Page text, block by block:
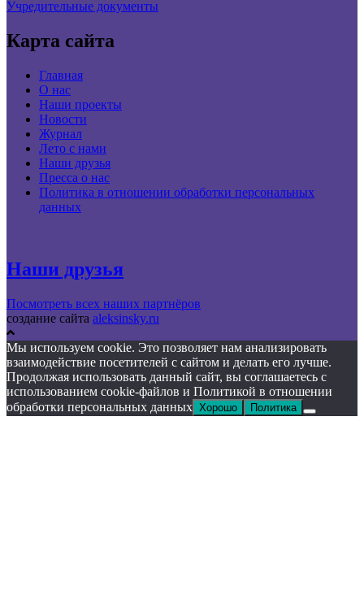
Учредительные документы
Карта сайта
Главная
О нас
Наши проекты
Новости
Журнал
Лето с нами
Наши друзья
Пресса о нас
Политика в отношении обработки персональных
данных
Наши друзья
Посмотреть всех наших партнёров
создание сайта aleksinsky.ru
Мы используем cookie. Это позволяет нам анализировать
взаимодействие посетителей с сайтом и делать его лучше.
Продолжая использовать данный сайт, вы соглашаетесь с
использованием cookie-файлов и Политикой в отношении
обработки персональных данных Хорошо Политика